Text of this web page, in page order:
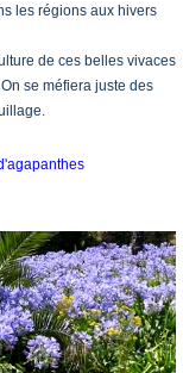
les régions aux hivers
de ces belles vivaces
se méfiera juste des